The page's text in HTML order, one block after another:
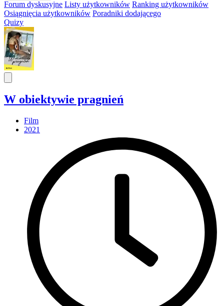
Forum dyskusyjne Listy użytkowników Ranking użytkowników
Osiągnięcia użytkowników Poradniki dodającego
Quizy
W obiektywie pragnień
Film
2021